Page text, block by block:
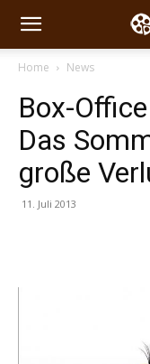
Home News
Box-
Das
große
11. Juli 2013